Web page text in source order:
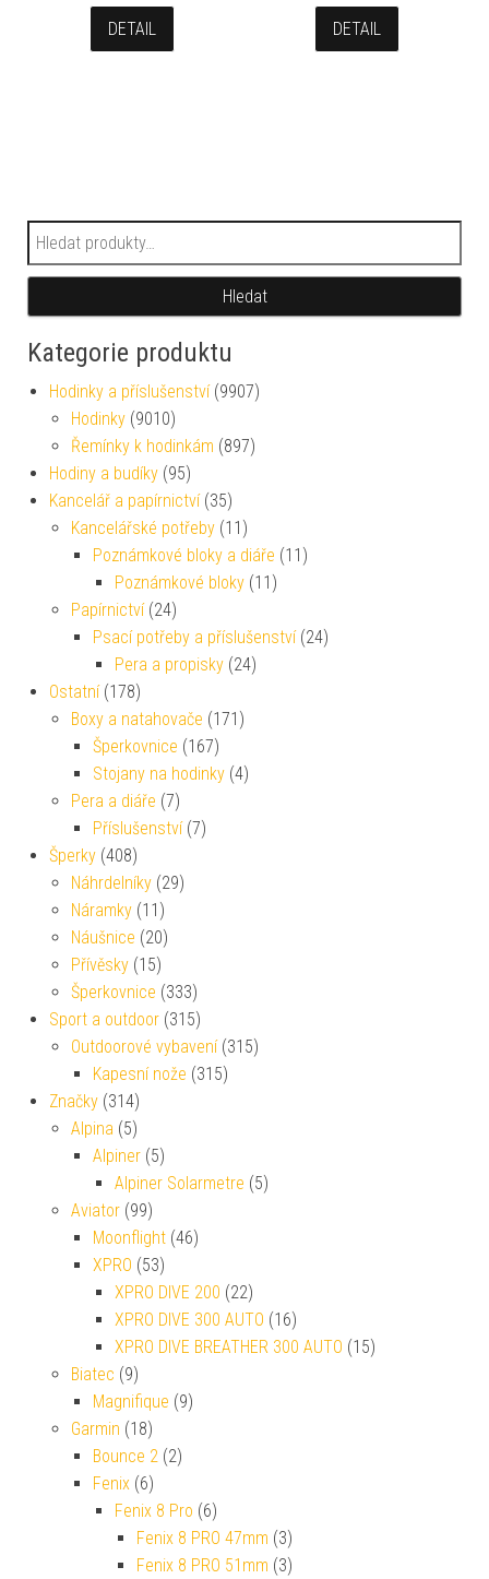
DETAIL DETAIL
Hledat:
Hledat
Kategorie produktu
Hodinky a příslušenství (9907)
Hodinky (9010)
Řemínky k hodinkám (897)
Hodiny a budíky (95)
Kancelář a papírnictví (35)
Kancelářské potřeby (11)
Poznámkové bloky a diáře (11)
Poznámkové bloky (11)
Papírnictví (24)
Psací potřeby a příslušenství (24)
Pera a propisky (24)
Ostatní (178)
Boxy a natahovače (171)
Šperkovnice (167)
Stojany na hodinky (4)
Pera a diáře (7)
Příslušenství (7)
Šperky (408)
Náhrdelníky (29)
Náramky (11)
Náušnice (20)
Přívěsky (15)
Šperkovnice (333)
Sport a outdoor (315)
Outdoorové vybavení (315)
Kapesní nože (315)
Značky (314)
Alpina (5)
Alpiner (5)
Alpiner Solarmetre (5)
Aviator (99)
Moonflight (46)
XPRO (53)
XPRO DIVE 200 (22)
XPRO DIVE 300 AUTO (16)
XPRO DIVE BREATHER 300 AUTO (15)
Biatec (9)
Magnifique (9)
Garmin (18)
Bounce 2 (2)
Fenix (6)
Fenix 8 Pro (6)
Fenix 8 PRO 47mm (3)
Fenix 8 PRO 51mm (3)